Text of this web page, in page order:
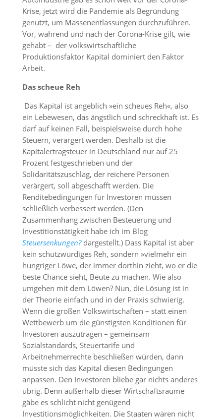
Krise, jetzt wird die Pandemie als Begründung
genutzt, um Massenentlassungen durchzuführen.
Vor, während und nach der Corona-Krise gilt, wie
gehabt – der volkswirtschaftliche
Produktionsfaktor Kapital dominiert den Faktor
Arbeit.
Das scheue Reh
Das Kapital ist angeblich »ein scheues Reh«, also
ein Lebewesen, das ängstlich und schreckhaft ist. Es
darf auf keinen Fall, beispielsweise durch hohe
Steuern, verärgert werden. Deshalb ist die
Kapitalertragsteuer in Deutschland nur auf 25
Prozent festgeschrieben und der
Solidaritätszuschlag, der reichere Personen
verärgert, soll abgeschafft werden. Die
Renditebedingungen für Investoren müssen
schließlich verbessert werden. (Den
Zusammenhang zwischen Besteuerung und
Investitionstätigkeit habe ich im Blog
Steuersenkungen? dargestellt.) Dass Kapital ist aber
kein schutzwürdiges Reh, sondern »vielmehr ein
hungriger Löwe, der immer dorthin zieht, wo er die
beste Chance sieht, Beute zu machen. Wie also
umgehen mit dem Löwen? Nun, die Lösung ist in
der Theorie einfach und in der Praxis schwierig.
Wenn die großen Volkswirtschaften – statt einen
Wettbewerb um die günstigsten Konditionen für
Investoren auszutragen – gemeinsam
Sozialstandards, Steuertarife und
Arbeitnehmerrechte beschließen würden, dann
müsste sich das Kapital diesen Bedingungen
anpassen. Den Investoren bliebe gar nichts anderes
übrig. Denn außerhalb dieser Wirtschaftsräume
gäbe es schlicht nicht genügend
Investitionsmöglichkeiten. Die Staaten wären nicht